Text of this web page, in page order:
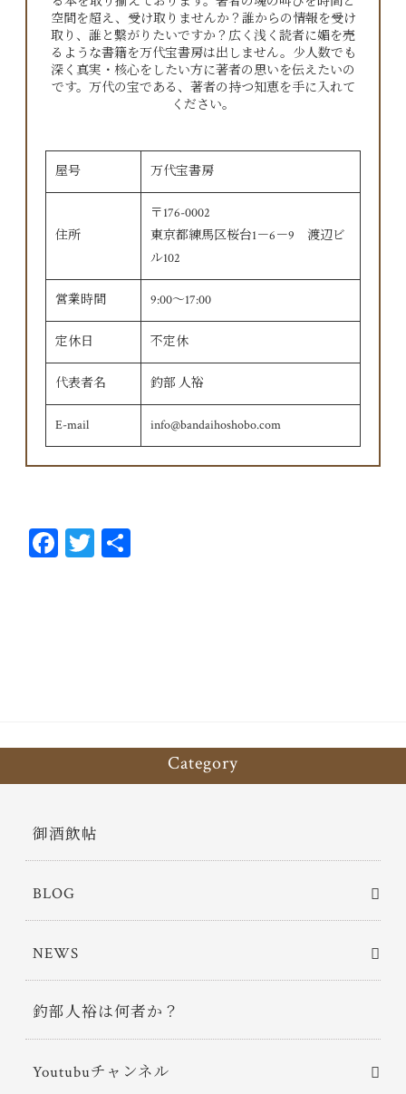
空間を超え、受け取りませんか？誰からの情報を受け
取り、誰と繋がりたいですか？広く浅く読者に媚を売
るような書籍を万代宝書房は出しません。少人数でも
深く真実・核心をしたい方に著者の思いを伝えたいの
です。万代の宝である、著者の持つ知恵を手に入れて
ください。
屋号 万代宝書房
住所
〒176-0002
東京都練馬区桜台1－6－9 渡辺ビ
ル102
営業時間 9:00〜17:00
定休日 不定休
代表者名 釣部 人裕
E-mail info@bandaihoshobo.com
Fa T
Category
御酒飲帖
BLOG
NEWS
釣部人裕は何者か？
Youtubuチャンネル